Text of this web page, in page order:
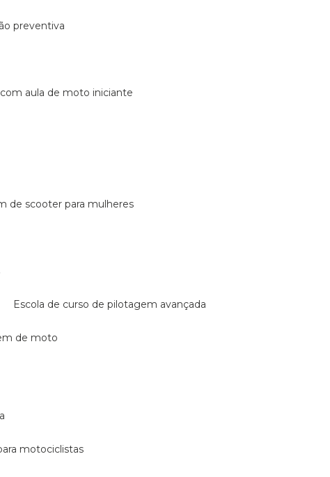
preventiva
com aula de moto iniciante
de scooter para mulheres
escola de curso de pilotagem avançada
de moto
motociclistas